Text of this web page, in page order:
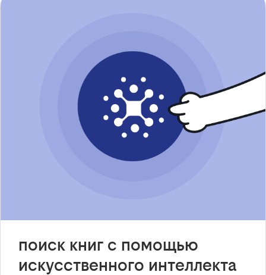
поиск книг с помощью
искусственного интеллекта